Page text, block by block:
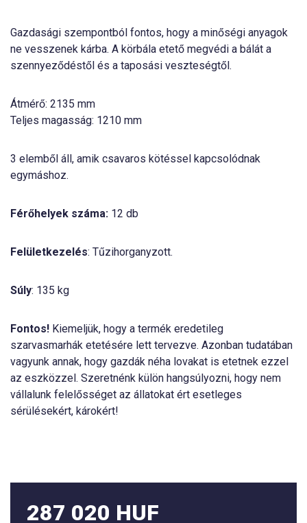
Gazdasági szempontból fontos, hogy a minőségi anyagok
ne vesszenek kárba. A körbála etető megvédi a bálát a
szennyeződéstől és a taposási veszteségtől.
Átmérő: 2135 mm
Teljes magasság: 1210 mm
3 elemből áll, amik csavaros kötéssel kapcsolódnak
egymáshoz.
Férőhelyek száma: 12 db
Felületkezelés: Tűzihorganyzott.
Súly: 135 kg
Fontos! Kiemeljük, hogy a termék eredetileg
szarvasmarhák etetésére lett tervezve. Azonban tudatában
vagyunk annak, hogy gazdák néha lovakat is etetnek ezzel
az eszközzel. Szeretnénk külön hangsúlyozni, hogy nem
vállalunk felelősséget az állatokat ért esetleges
sérülésekért, károkért!
287 020 HUF